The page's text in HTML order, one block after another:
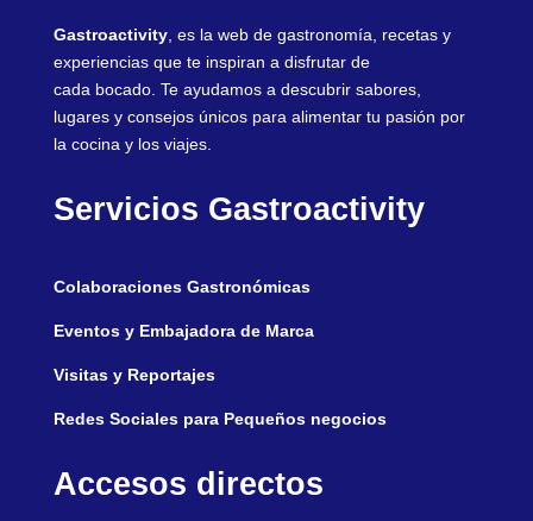
Gastroactivity, es la web de gastronomía, recetas y
experiencias que te inspiran a disfrutar de
cada bocado. Te ayudamos a descubrir sabores,
lugares y consejos únicos para alimentar tu pasión por
la cocina y los viajes.
Servicios Gastroactivity
Colaboraciones Gastronómicas
Eventos y Embajadora de Marca
Visitas y Reportajes
Redes Sociales para Pequeños negocios
Accesos directos